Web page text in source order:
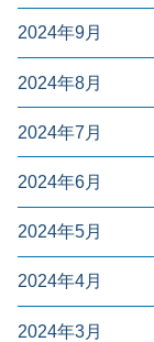
2024年9月
2024年8月
2024年7月
2024年6月
2024年5月
2024年4月
2024年3月